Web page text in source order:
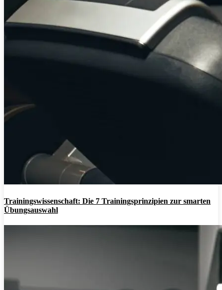
Trainingswissenschaft: Die 7 Trainingsprinzipien zur smarten
Übungsauswahl